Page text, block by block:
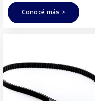
Conocé más >